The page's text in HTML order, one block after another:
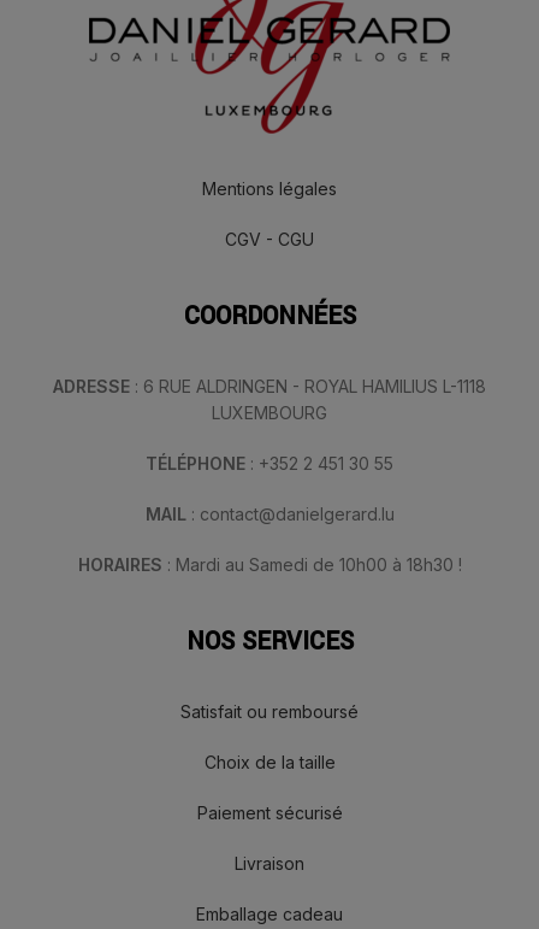
Mentions légales
CGV - CGU
COORDONNÉES
ADRESSE : 6 RUE ALDRINGEN - ROYAL HAMILIUS L-1118
LUXEMBOURG
TÉLÉPHONE : +352 2 451 30 55
MAIL : contact@danielgerard.lu
HORAIRES : Mardi au Samedi de 10h00 à 18h30 !
NOS SERVICES
Satisfait ou remboursé
Choix de la taille
Paiement sécurisé
Livraison
Emballage cadeau